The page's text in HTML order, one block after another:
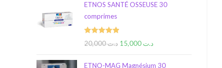
ETNOS SANTÉ OSSEUSE 30
comprimes
Rated5.00د.ت20,000 د.ت
ETNO-MAG Magnésium 30